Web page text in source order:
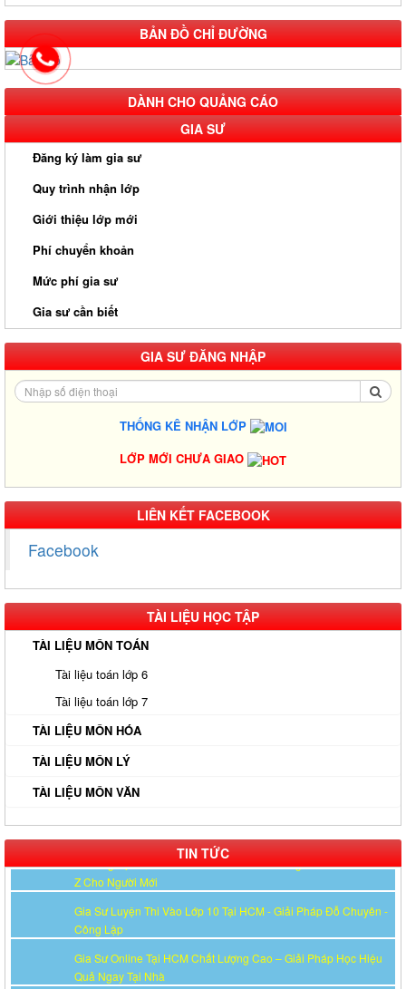
BẢN ĐỒ CHỈ ĐƯỜNG
DÀNH CHO QUẢNG CÁO
GIA SƯ
Đăng ký làm gia sư
Quy trình nhận lớp
Giới thiệu lớp mới
Phí chuyển khoản
Mức phí gia sư
Gia sư cần biết
GIA SƯ ĐĂNG NHẬP
THỐNG KÊ NHẬN LỚP
LỚP MỚI CHƯA GIAO
LIÊN KẾT FACEBOOK
Facebook
TÀI LIỆU HỌC TẬP
TÀI LIỆU MÔN TOÁN
Tài liệu toán lớp 6
Tài liệu toán lớp 7
TÀI LIỆU MÔN HÓA
TÀI LIỆU MÔN LÝ
TÀI LIỆU MÔN VĂN
TIN TỨC
Gia Sư Luyện Thi IELTS Cấp Tốc - Lộ Trình Đạt Band 6.0-8.0
Gia sư luyện thi TOEIC - Phương pháp đạt 900+ điểm nhanh nhất
Z Cho Người Mới
Gia Sư Luyện Thi Vào Lớp 10 Tại HCM - Giải Pháp Đỗ Chuyên -
Công Lập
Quả Ngay Tại Nhà
Gia Sư Tiếng Nhật Cho Người Đi Làm - Lộ Trình Linh Hoạt, Hiệu
Quả Cao Tại TP.HCM
Gia Sư Luyện Thi IELTS Cấp Tốc - Lộ Trình Đạt Band 6.0-8.0
Kinh Nghiệm Đi Gia Sư Cho Sinh Viên: Hướng Dẫn Chi Tiết Từ A-
Z Cho Người Mới
Gia Sư Luyện Thi Vào Lớp 10 Tại HCM - Giải Pháp Đỗ Chuyên -
Công Lập
Gia Sư Online Tại HCM Chất Lượng Cao – Giải Pháp Học Hiệu
Quả Ngay Tại Nhà